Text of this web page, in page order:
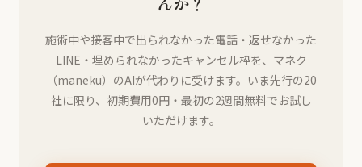
施術中や接客中で出られなかった電話・返せなかった
LINE・埋められなかったキャンセル枠を、マネク
（maneku）のAIが代わりに受けます。いま先行の20
社に限り、初期費用0円・最初の2週間無料でお試し
いただけます。